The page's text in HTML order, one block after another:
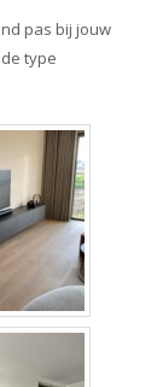
pas bij jouw
type